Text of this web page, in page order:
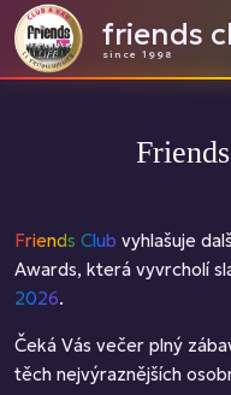
friends
since 1998
Friends Club vyhlašuje
Awards, která vyvrcholí
2026.
Čeká Vás večer plný
těch nejvýraznějších